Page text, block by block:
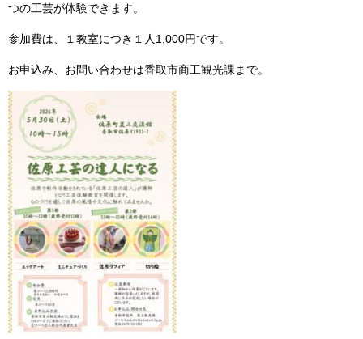
つの工芸が体験できます。
参加費は、１教室につき１人1,000円です。
お申込み、お問い合わせは香取市商工観光課まで。